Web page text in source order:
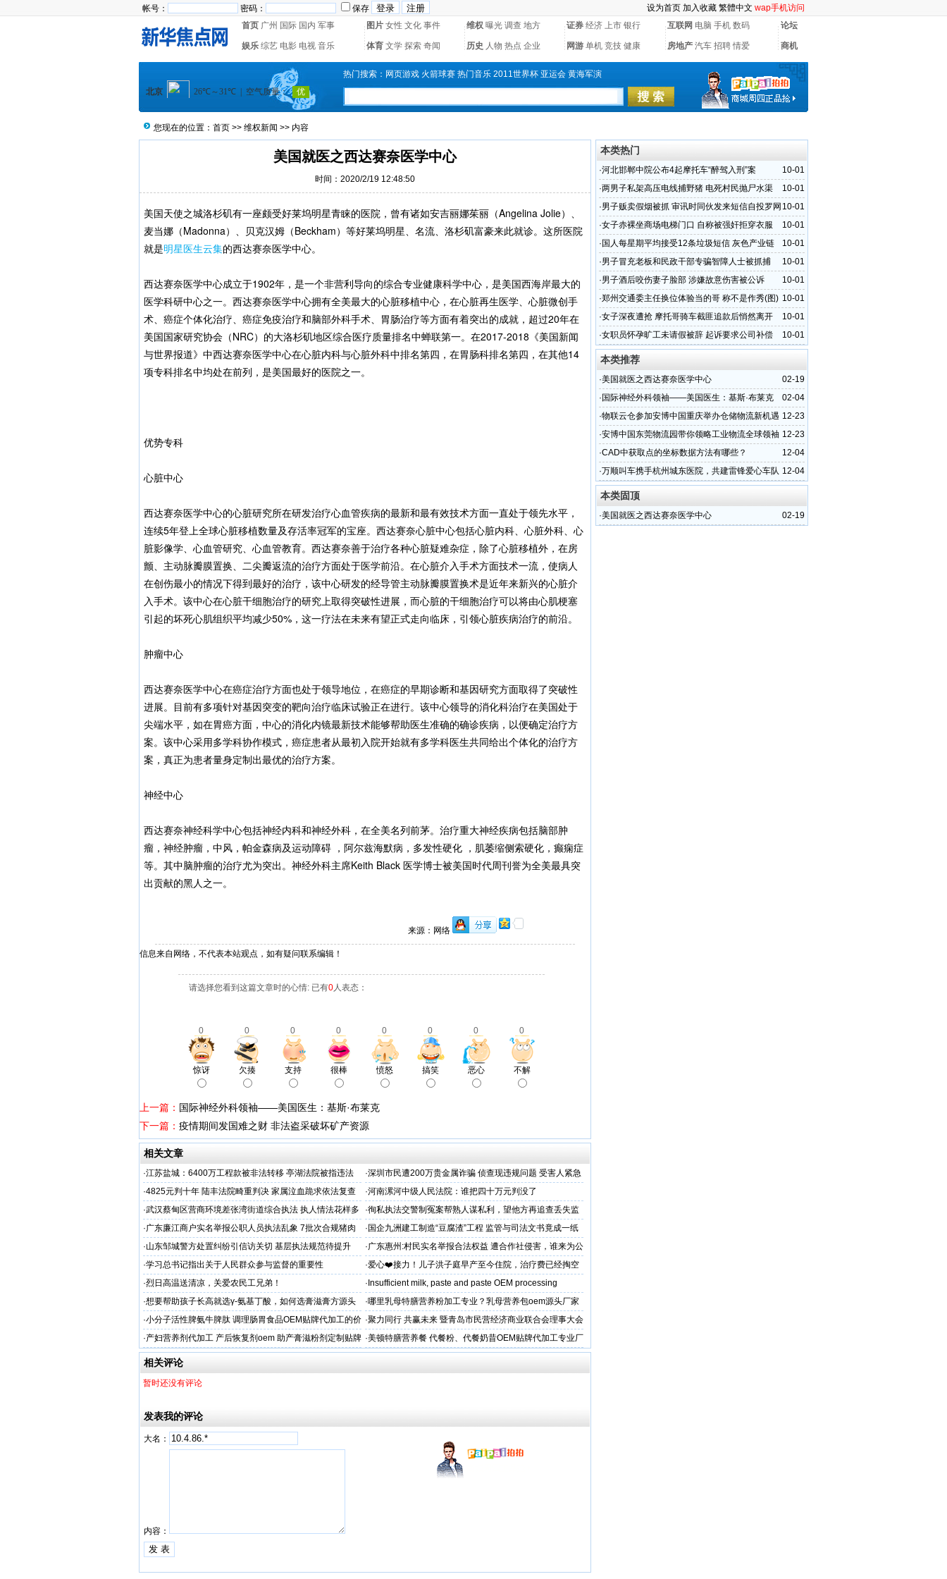
帐号： 密码： 保存 设为首页 加入收藏 繁體中文 wap手机访问
首页 广州 国际 国内 军事 图片 女性 文化 事件 维权 曝光 调查 地方 证券 经济 上市 银行 互联网 电脑 手机 数码 论坛
娱乐 综艺 电影 电视 音乐 体育 文学 探索 奇闻 历史 人物 热点 企业 网游 单机 竞技 健康 房地产 汽车 招聘 情爱 商机
热门搜索： 网页游戏 火箭球赛 热门音乐 2011世界杯 亚运会 黄海军演
您现在的位置： 首页 >> 维权新闻 >> 内容
美国就医之西达赛奈医学中心
时间：2020/2/19 12:48:50
美国天使之城洛杉矶有一座颇受好莱坞明星青睐的医院，曾有诸如安吉丽娜茱丽（Angelina Jolie）、
麦当娜（Madonna）、贝克汉姆（Beckham）等好莱坞明星、名流、洛杉矶富豪来此就诊。这所医院
就是明星医生云集的西达赛奈医学中心。
西达赛奈医学中心成立于1902年，是一个非营利导向的综合专业健康科学中心，是美国西海岸最大的
医学科研中心之一。西达赛奈医学中心拥有全美最大的心脏移植中心，在心脏再生医学、心脏微创手
术、癌症个体化治疗、癌症免疫治疗和脑部外科手术、胃肠治疗等方面有着突出的成就，超过20年在
美国国家研究协会（NRC）的大洛杉矶地区综合医疗质量排名中蝉联第一。在2017-2018《美国新闻
与世界报道》中西达赛奈医学中心在心脏内科与心脏外科中排名第四，在胃肠科排名第四，在其他14
项专科排名中均处在前列，是美国最好的医院之一。
优势专科
心脏中心
西达赛奈医学中心的心脏研究所在研发治疗心血管疾病的最新和最有效技术方面一直处于领先水平，
连续5年登上全球心脏移植数量及存活率冠军的宝座。西达赛奈心脏中心包括心脏内科、心脏外科、心
脏影像学、心血管研究、心血管教育。西达赛奈善于治疗各种心脏疑难杂症，除了心脏移植外，在房
颤、主动脉瓣膜置换、二尖瓣返流的治疗方面处于医学前沿。在心脏介入手术方面技术一流，使病人
在创伤最小的情况下得到最好的治疗，该中心研发的经导管主动脉瓣膜置换术是近年来新兴的心脏介
入手术。该中心在心脏干细胞治疗的研究上取得突破性进展，而心脏的干细胞治疗可以将由心肌梗塞
引起的坏死心肌组织平均减少50%，这一疗法在未来有望正式走向临床，引领心脏疾病治疗的前沿。
肿瘤中心
西达赛奈医学中心在癌症治疗方面也处于领导地位，在癌症的早期诊断和基因研究方面取得了突破性
进展。目前有多项针对基因突变的靶向治疗临床试验正在进行。该中心领导的消化科治疗在美国处于
尖端水平，如在胃癌方面，中心的消化内镜最新技术能够帮助医生准确的确诊疾病，以便确定治疗方
案。该中心采用多学科协作模式，癌症患者从最初入院开始就有多学科医生共同给出个体化的治疗方
案，真正为患者量身定制出最优的治疗方案。
神经中心
西达赛奈神经科学中心包括神经内科和神经外科，在全美名列前茅。治疗重大神经疾病包括脑部肿
瘤，神经肿瘤，中风，帕金森病及运动障碍 ，阿尔兹海默病，多发性硬化 ，肌萎缩侧索硬化，癫痫症
等。其中脑肿瘤的治疗尤为突出。神经外科主席Keith Black 医学博士被美国时代周刊誉为全美最具突
出贡献的黑人之一。
来源：网络
信息来自网络，不代表本站观点，如有疑问联系编辑！
请选择您看到这篇文章时的心情: 已有0人表态：
0 0 0 0 0 0 0 0
惊讶 欠揍 支持 很棒 愤怒 搞笑 恶心 不解
上一篇： 国际神经外科领袖——美国医生：基斯·布莱克
下一篇： 疫情期间发国难之财 非法盗采破坏矿产资源
相关文章
·江苏盐城：6400万工程款被非法转移 亭湖法院被指违法
后拒不纠错
·深圳市民遭200万贵金属诈骗 侦查现违规问题 受害人紧急
呼吁督办纠偏
·4825元判十年 陆丰法院畸重判决 家属泣血跪求依法复查 ·河南漯河中级人民法院：谁把四十万元判没了
·武汉蔡甸区营商环境差张湾街道综合执法 执人情法花样多
沦为恶意竞争的工具
·徇私执法交警制冤案帮熟人谋私利，望他方再追查丢失监
控还我清白
·广东廉江商户实名举报公职人员执法乱象 7批次合规猪肉
遭违法查扣 市场垄断与利益输送疑云重重
· 国企九洲建工制造“豆腐渣”工程 监管与司法文书竟成一纸
空文
·山东邹城警方处置纠纷引信访关切 基层执法规范待提升 ·广东惠州:村民实名举报合法权益 遭合作社侵害，谁来为公
平兜底？
·学习总书记指出关于人民群众参与监督的重要性 ·爱心❤️接力！儿子洪子庭早产至今住院，治疗费已经掏空
家庭，恳请好心人帮助！
·烈日高温送清凉，关爱农民工兄弟！ · Insufficient milk, paste and paste OEM processing
·想要帮助孩子长高就选γ-氨基丁酸，如何选膏滋膏方源头
工厂？
·哪里乳母特膳营养粉加工专业？乳母营养包oem源头厂家
·小分子活性脾氨牛脾肽 调理肠胃食品OEM贴牌代加工的价
格
·聚力同行 共赢未来 暨青岛市民营经济商业联合会理事大会
·产妇营养剂代加工 产后恢复剂oem 助产膏滋粉剂定制贴牌
厂
·美顿特膳营养餐 代餐粉、代餐奶昔OEM贴牌代加工专业厂
家
相关评论
暂时还没有评论
发表我的评论
大名：
内容：
本类热门
10-01
·河北邯郸中院公布4起摩托车“醉驾入刑”案
10-01
·两男子私架高压电线捕野猪 电死村民抛尸水渠
10-01
·男子贩卖假烟被抓 审讯时同伙发来短信自投罗网
10-01
·女子赤裸坐商场电梯门口 自称被强奸拒穿衣服
(图)
10-01
· 国人每星期平均接受12条垃圾短信 灰色产业链
蔓延
10-01
·男子冒充老板和民政干部专骗智障人士被抓捕
10-01
·男子酒后咬伤妻子脸部 涉嫌故意伤害被公诉
10-01
·郑州交通委主任换位体验当的哥 称不是作秀(图)
10-01
·女子深夜遭抢 摩托哥骑车截匪追款后悄然离开
10-01
·女职员怀孕旷工未请假被辞 起诉要求公司补偿
本类推荐
02-19
·美国就医之西达赛奈医学中心
02-04
· 国际神经外科领袖——美国医生：基斯·布莱克
12-23
·物联云仓参加安博中国重庆举办仓储物流新机遇
论坛
12-23
·安博中国东莞物流园带你领略工业物流全球领袖
的风采
12-04
·CAD中获取点的坐标数据方法有哪些？
12-04
·万顺叫车携手杭州城东医院，共建雷锋爱心车队
服务点
本类固顶
02-19
·美国就医之西达赛奈医学中心